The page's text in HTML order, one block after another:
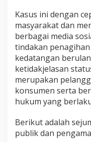
Kasus ini dengan
masyarakat dan
berbagai media
tindakan
kedatangan
ketidakjelasan
merupakan
konsumen serta
hukum yang
Berikut adalah
publik dan